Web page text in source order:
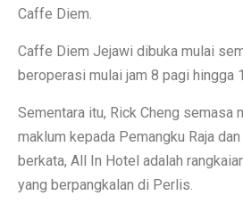
Caffe Diem.
Caffe Diem Jejawi dibuka mulai
beroperasi mulai jam 8 pagi hingga
Sementara itu, Rick Cheng semasa
maklum kepada Pemangku Raja
berkata, All In Hotel adalah
yang berpangkalan di Perlis.